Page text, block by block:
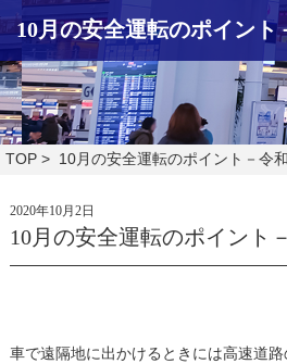
10月の安全運転のポイント
TOP > 10月の安全運転のポイント－令
2020年10月2日
10月の安全運転のポイント
車で遠隔地に出かけるときには高速道